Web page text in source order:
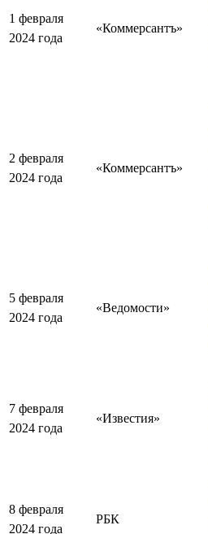
1 февраля
2024 года
«Коммерсантъ»
2 февраля
2024 года
«Коммерсантъ»
5 февраля
2024 года
«Ведомости»
7 февраля
2024 года
«Известия»
8 февраля
2024 года
РБК